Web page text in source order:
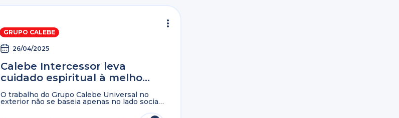
GRUPO CALEBE
26/04/2025
Calebe Intercessor leva
cuidado espiritual à melhor
idade
O trabalho do Grupo Calebe Universal no
exterior não se baseia apenas no lado social.